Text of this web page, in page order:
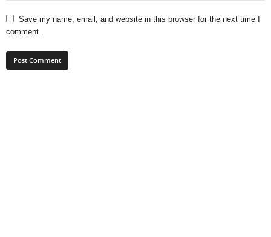
Save my name, email, and website in this browser for the next time I
comment.